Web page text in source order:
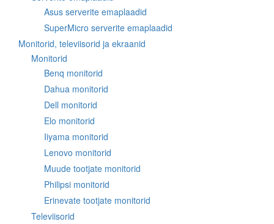
Asus serverite emaplaadid
SuperMicro serverite emaplaadid
Monitorid, televiisorid ja ekraanid
Monitorid
Benq monitorid
Dahua monitorid
Dell monitorid
Elo monitorid
Iiyama monitorid
Lenovo monitorid
Muude tootjate monitorid
Philipsi monitorid
Erinevate tootjate monitorid
Televiisorid